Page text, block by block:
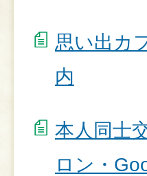
思い出カ
内
本人同士
ロン・